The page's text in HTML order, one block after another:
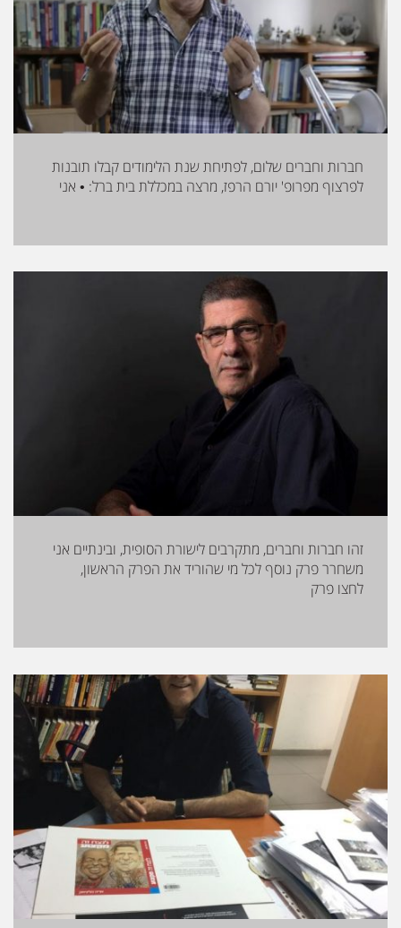
חברות וחברים שלום, לפתיחת שנת הלימודים קבלו תובנות
לפרצוף מפרופ' יורם הרפז, מרצה במכללת בית ברל: • אני
זהו חברות וחברים, מתקרבים לישורת הסופית, ובינתיים אני
משחרר פרק נוסף לכל מי שהוריד את הפרק הראשון,
לחצו פרק